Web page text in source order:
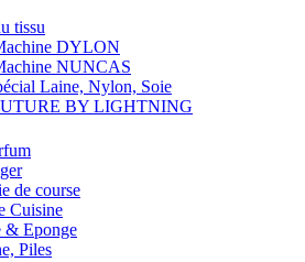
tissu
DYLON
NUNCAS
Laine, Nylon, Soie
BY LIGHTNING
de course
Cuisine
& Eponge
Piles